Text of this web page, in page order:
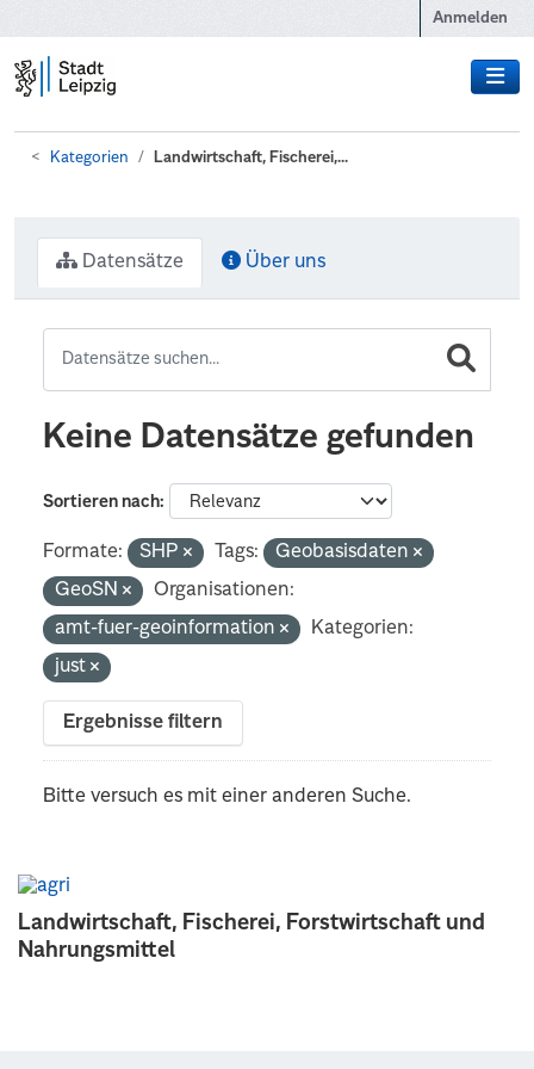
Anmelden
Kategorien Landwirtschaft, Fischerei,...
Landwirtschaft, Fischerei, Forstwirtschaft und
Nahrungsmittel
Datensätze Über uns
Keine Datensätze gefunden
Sortieren nach
Formate: SHP Tags:
Geobasisdaten
GeoSN
Organisationen:
amt-fuer-geoinformation
Kategorien:
just
Ergebnisse filtern
Bitte versuch es mit einer anderen Suche.